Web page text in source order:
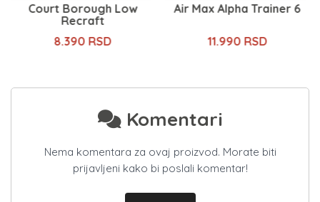
Court Borough Low
Recraft
8.390 RSD
Air Max Alpha Trainer 6
11.990 RSD
Komentari
Nema komentara za ovaj proizvod. Morate biti
prijavljeni kako bi poslali komentar!